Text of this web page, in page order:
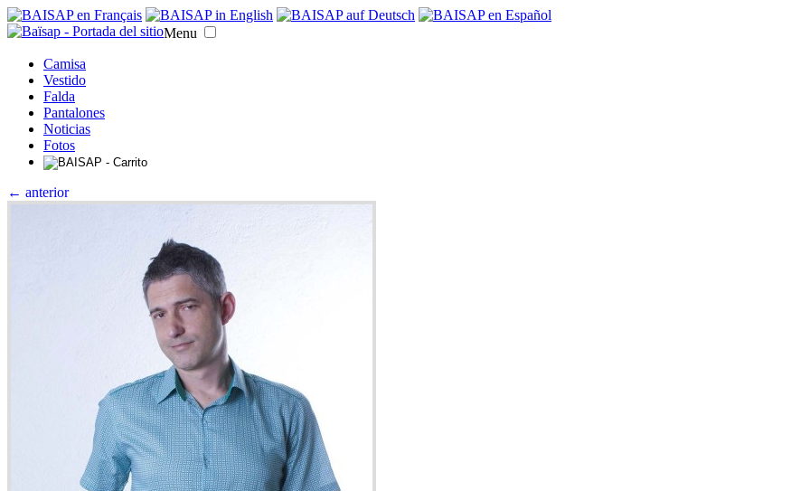
Menu
Camisa
Vestido
Falda
Pantalones
Noticias
Fotos
← anterior